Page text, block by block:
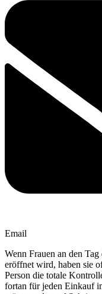
Email
Wenn Frauen an den
eröffnet wird, haben sie
Person die totale
fortan für jeden Einkauf